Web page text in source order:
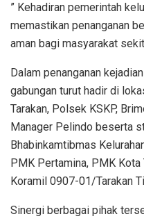
” Kehadiran pemerintah
memastikan penanganan
aman bagi masyarakat
Dalam penanganan
gabungan turut hadir di
Tarakan, Polsek KSKP,
Manager Pelindo beserta
Bhabinkamtibmas
PMK Pertamina, PMK
Koramil 0907-01/Tarakan
Sinergi berbagai pihak